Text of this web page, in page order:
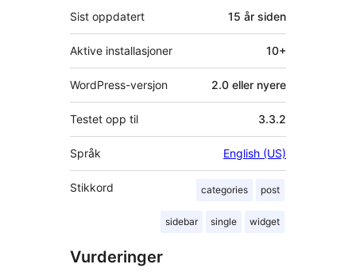
Sist oppdatert 15 år siden
Aktive installasjoner 10+
WordPress-versjon 2.0 eller nyere
Testet opp til 3.3.2
Språk English (US)
Stikkord categories post
sidebar single widget
Vurderinger